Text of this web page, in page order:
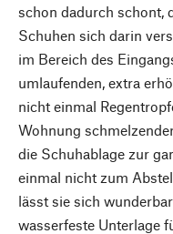
schon dadurch schont,
Schuhen sich darin
im Bereich des
umlaufenden, extra
nicht einmal
Wohnung
die Schuhablage zur
einmal nicht zum
lässt sie sich
wasserfeste Unterlage